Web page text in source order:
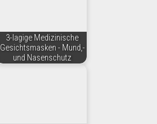
3-lagige Medizinische
Gesichtsmasken - Mund,-
und Nasenschutz